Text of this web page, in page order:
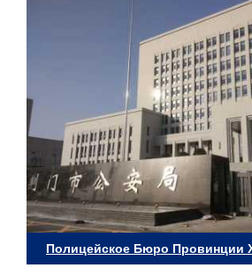
Полицейское Бюро Провинции